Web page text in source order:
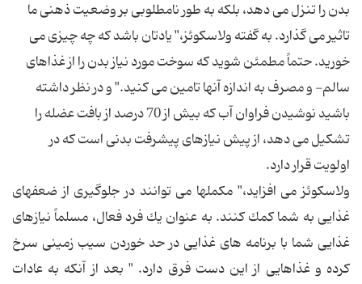
بدن را تنزل می دهد، بلكه به طور نامطلوبی بر وضعیت ذهنی ما
تاثیر می گذارد. به گفته ولاسكوئز،" یادتان باشد كه چه چیزی می
خورید. حتماً مطمئن شوید كه سوخت مورد نیاز بدن را از غذاهای
سالم- و مصرف به اندازه آنها تامین می كنید." و در نظر داشته
باشید نوشیدن فراوان آب كه بیش از 70 درصد از بافت عضله را
تشكیل می دهد، از پیش نیازهای پیشرفت بدنی است كه در
اولویت قرار دارد.
ولاسكوئز می افزاید،" مكملها می توانند در جلوگیری از ضعفهای
غذایی به شما كمك كنند. به عنوان یك فرد فعال، مسلماً نیازهای
غذایی شما با برنامه های غذایی در حد خوردن سیب زمینی سرخ
كرده و غذاهایی از این دست فرق دارد. " بعد از آنكه به عادات